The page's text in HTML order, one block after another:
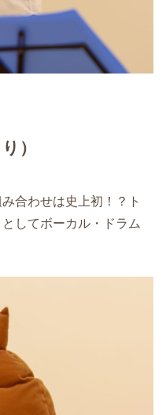
）
合わせは史上初！？ト
してボーカル・ドラム